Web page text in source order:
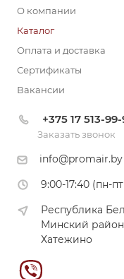
О компании
Каталог
Оплата и доставка
Сертификаты
Вакансии
+375 17 513-
Заказать звонок
info@promair.by
9:00-17:40 (пн-
Республика
Минский
Хатежино